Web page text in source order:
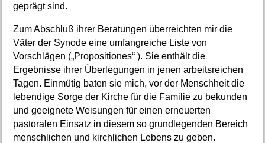
geprägt sind.
Zum Abschluß ihrer Beratungen überreichten mir die
Väter der Synode eine umfangreiche Liste von
Vorschlägen („Propositiones“ ). Sie enthält die
Ergebnisse ihrer Überlegungen in jenen arbeitsreichen
Tagen. Einmütig baten sie mich, vor der Menschheit die
lebendige Sorge der Kirche für die Familie zu bekunden
und geeignete Weisungen für einen erneuerten
pastoralen Einsatz in diesem so grundlegenden Bereich
menschlichen und kirchlichen Lebens zu geben.